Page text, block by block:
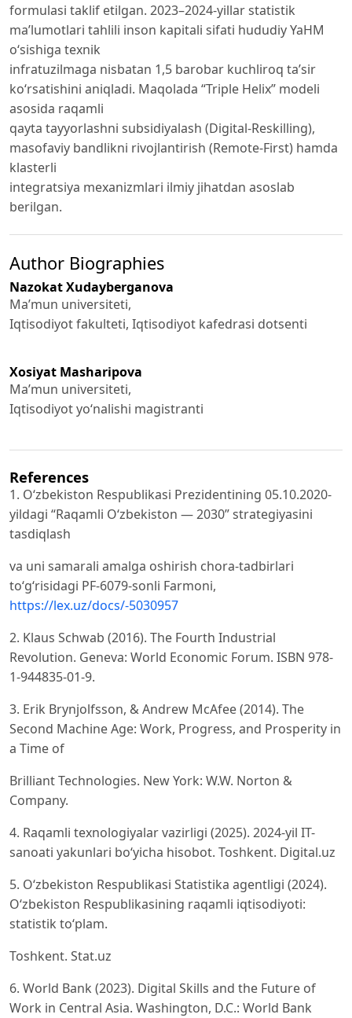
formulasi taklif etilgan. 2023–2024-yillar statistik
ma’lumotlari tahlili inson kapitali sifati hududiy YaHM
o‘sishiga texnik
infratuzilmaga nisbatan 1,5 barobar kuchliroq ta’sir
ko‘rsatishini aniqladi. Maqolada “Triple Helix” modeli
asosida raqamli
qayta tayyorlashni subsidiyalash (Digital-Reskilling),
masofaviy bandlikni rivojlantirish (Remote-First) hamda
klasterli
integratsiya mexanizmlari ilmiy jihatdan asoslab
berilgan.
Author Biographies
Nazokat Xudayberganova
Ma’mun universiteti,
Iqtisodiyot fakulteti, Iqtisodiyot kafedrasi dotsenti
Xosiyat Masharipova
Ma’mun universiteti,
Iqtisodiyot yo‘nalishi magistranti
References
1. Oʻzbekiston Respublikasi Prezidentining 05.10.2020-
yildagi “Raqamli Oʻzbekiston — 2030” strategiyasini
tasdiqlash
va uni samarali amalga oshirish chora-tadbirlari
toʻgʻrisidagi PF-6079-sonli Farmoni,
https://lex.uz/docs/-5030957
2. Klaus Schwab (2016). The Fourth Industrial
Revolution. Geneva: World Economic Forum. ISBN 978-
1-944835-01-9.
3. Erik Brynjolfsson, & Andrew McAfee (2014). The
Second Machine Age: Work, Progress, and Prosperity in
a Time of
Brilliant Technologies. New York: W.W. Norton &
Company.
4. Raqamli texnologiyalar vazirligi (2025). 2024-yil IT-
sanoati yakunlari bo‘yicha hisobot. Toshkent. Digital.uz
5. O‘zbekiston Respublikasi Statistika agentligi (2024).
O‘zbekiston Respublikasining raqamli iqtisodiyoti:
statistik to‘plam.
Toshkent. Stat.uz
6. World Bank (2023). Digital Skills and the Future of
Work in Central Asia. Washington, D.C.: World Bank